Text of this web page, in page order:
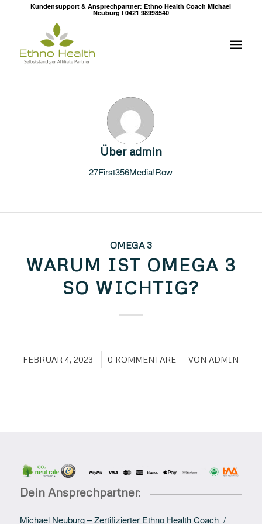
Kundensupport & Ansprechpartner: Ethno Health Coach Michael
Neuburg I 0421 98998540
Über admin
27First356Media!Row
OMEGA 3
WARUM IST OMEGA 3
SO WICHTIG?
FEBRUAR 4, 2023
/ 0 KOMMENTARE
/ VONADMIN
Dein Ansprechpartner:
Michael Neuburg – Zertifizierter Ethno Health Coach /